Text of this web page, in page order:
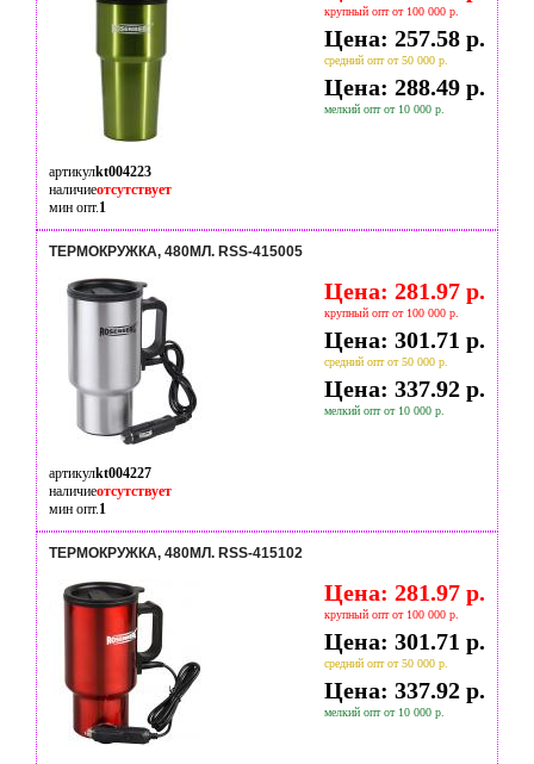
крупный опт от 100 000 р.
Цена: 257.58 р.
средний опт от 50 000 р.
Цена: 288.49 р.
мелкий опт от 10 000 р.
артикулkt004223
наличиеотсутствует
мин опт.1
ТЕРМОКРУЖКА, 480МЛ. RSS-415005
Цена: 281.97 р.
крупный опт от 100 000 р.
Цена: 301.71 р.
средний опт от 50 000 р.
Цена: 337.92 р.
мелкий опт от 10 000 р.
артикулkt004227
наличиеотсутствует
мин опт.1
ТЕРМОКРУЖКА, 480МЛ. RSS-415102
Цена: 281.97 р.
крупный опт от 100 000 р.
Цена: 301.71 р.
средний опт от 50 000 р.
Цена: 337.92 р.
мелкий опт от 10 000 р.